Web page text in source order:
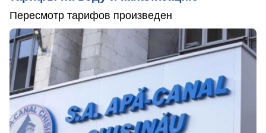
Пересмотр тарифов произведен